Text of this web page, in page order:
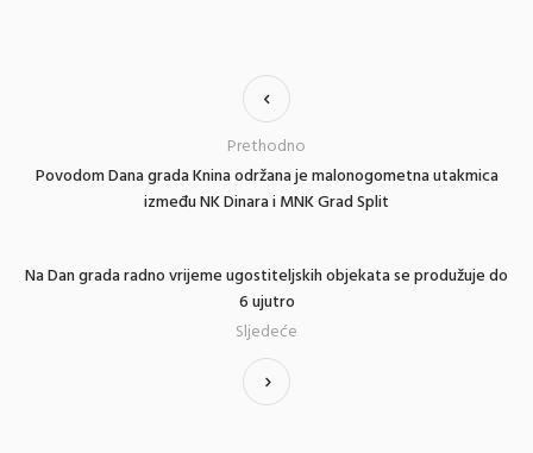
Povodom Dana grada Knina održana je malonogometna utakmica
između NK Dinara i MNK Grad Split
Prethodno
Na Dan grada radno vrijeme ugostiteljskih objekata se produžuje do
6 ujutro
Sljedeće